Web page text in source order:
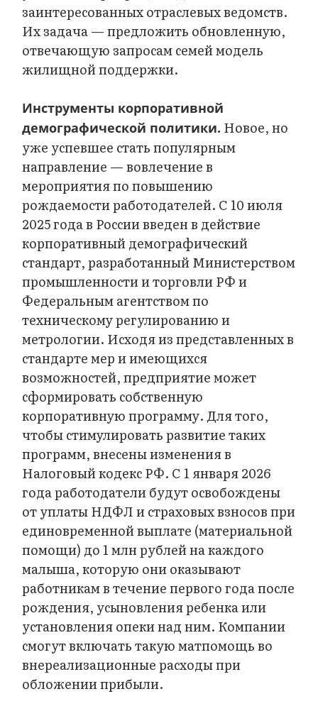
заинтересованных отраслевых ведомств.
Их задача — предложить обновленную,
отвечающую запросам семей модель
жилищной поддержки.
Инструменты корпоративной
демографической политики. Новое, но
уже успевшее стать популярным
направление — вовлечение в
мероприятия по повышению
рождаемости работодателей. С 10 июля
2025 года в России введен в действие
корпоративный демографический
стандарт, разработанный Министерством
промышленности и торговли РФ и
Федеральным агентством по
техническому регулированию и
метрологии. Исходя из представленных в
стандарте мер и имеющихся
возможностей, предприятие может
сформировать собственную
корпоративную программу. Для того,
чтобы стимулировать развитие таких
программ, внесены изменения в
Налоговый кодекс РФ. С 1 января 2026
года работодатели будут освобождены
от уплаты НДФЛ и страховых взносов при
единовременной выплате (материальной
помощи) до 1 млн рублей на каждого
малыша, которую они оказывают
работникам в течение первого года после
рождения, усыновления ребенка или
установления опеки над ним. Компании
смогут включать такую матпомощь во
внереализационные расходы при
обложении прибыли.